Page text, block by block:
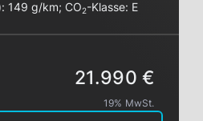
149 g/km;CO2-Klasse: E
21.990 €
19% MwSt.